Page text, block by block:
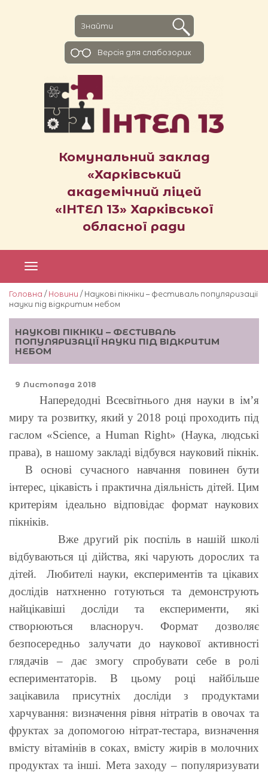
Комунальний заклад
«Харківський
академічний ліцей
«ІНТЕЛ 13» Харківської
обласної ради
Версiя для слабозорих
Головна / Новини / Наукові пікніки – фестиваль популяризації
науки під відкритим небом
НАУКОВІ ПІКНІКИ – ФЕСТИВАЛЬ
ПОПУЛЯРИЗАЦІЇ НАУКИ ПІД ВІДКРИТИМ
НЕБОМ
9 Листопада 2018
Напередодні Всесвітнього дня науки в ім’я
миру та розвитку, який у 2018 році проходить під
гаслом «Science, a Human Right» (Наука, людські
права), в нашому закладі відбувся науковий пікнік.
В основі сучасного навчання повинен бути
інтерес, цікавість і практична діяльність дітей. Цим
критеріям ідеально відповідає формат наукових
пікніків.
Вже другий рік поспіль в нашій школі
відбуваються ці дійства, які чарують дорослих та
дітей. Любителі науки, експериментів та цікавих
дослідів натхненно готуються та демонструють
найцікавіші досліди та експерименти, які
створюються власноруч. Формат дозволяє
безпосередньо залучати до наукової активності
глядачів – дає змогу спробувати себе в ролі
еспериментаторів. В цьому році найбільше
зацікавила присутніх досліди з продуктами
харчування: визначення рівня нітратів в овочах та
фруктах за допомогою нітрат-тестара, визначення
вмісту вітамінів в соках, вмісту жирів в молочних
продуктах та інші. Мета заходу – популяризувати